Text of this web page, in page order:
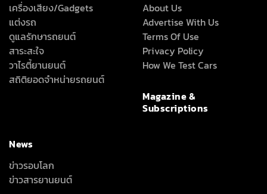
เครื่องเสียง/Gadgets
แต่งรถ
ดูแลรักษารถยนต์
สาระสะใจ
วาไรตี้ยานยนต์
สถิติยอดจำหน่ายรถยนต์
About Us
Advertise With Us
Terms Of Use
Privacy Policy
How We Test Cars
Magazine &
Subscriptions
News
ข่าวรอบโลก
ข่าวสารยานยนต์